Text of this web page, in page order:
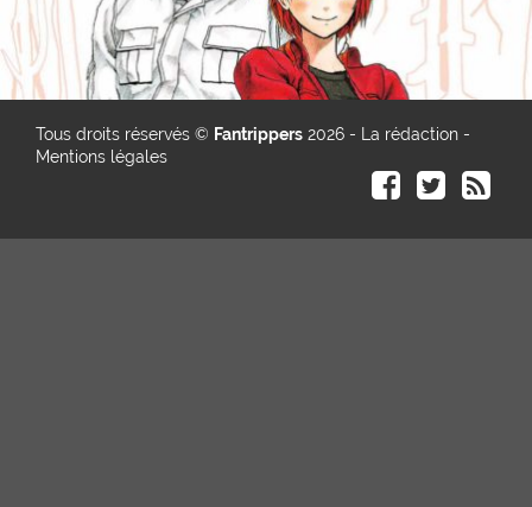
Tous droits réservés © Fantrippers 2026 - La rédaction -
Mentions légales